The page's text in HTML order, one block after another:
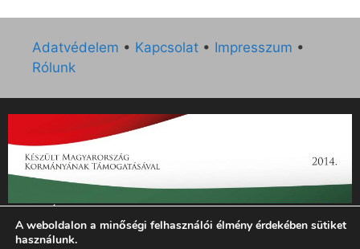
Adatvédelem • Kapcsolat • Impresszum •
Rólunk
„Az Új Ember katolikus hetilap 2014. évi működésének
támogatását az EGYH-KCP-14-P-0121 sz. támogatási
A weboldalon a minőségi felhasználói élmény érdekében sütiket
használunk.